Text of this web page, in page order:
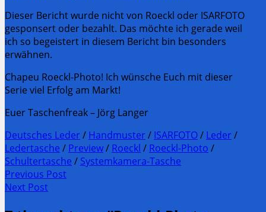
Dieser Bericht wurde nicht von Roeckl oder ISARFOTO
gesponsert oder bezahlt. Das möchte ich gerade weil
ich so begeistert in diesem Bericht bin besonders
erwähnen.
Chapeu Roeckl-Photo! Ich wünsche Euch mit dieser
Serie viel Erfolg am Markt!
Euer Taschenfreak – Jörg Langer
Deutsches Leder / Handmuster / ISARFOTO/ Leder /
Ledertasche / Preview/ Roeckl / Roeckl-Photo /
Schultertasche / Systemkamera-Tasche
Post
navigation
Previous Post
Previous
Next Post